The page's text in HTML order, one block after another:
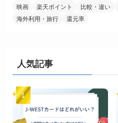
映画
楽天ポイント 比較・違い
海外利用・旅行
還元率
人気記事